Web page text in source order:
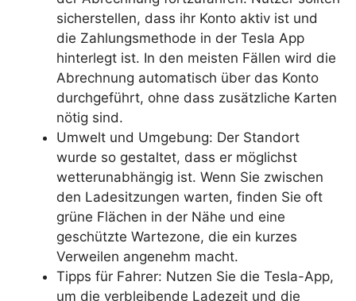
sicherstellen, dass ihr Konto aktiv ist und
die Zahlungsmethode in der Tesla App
hinterlegt ist. In den meisten Fällen wird die
Abrechnung automatisch über das Konto
durchgeführt, ohne dass zusätzliche Karten
nötig sind.
Umwelt und Umgebung: Der Standort
wurde so gestaltet, dass er möglichst
wetterunabhängig ist. Wenn Sie zwischen
den Ladesitzungen warten, finden Sie oft
grüne Flächen in der Nähe und eine
geschützte Wartezone, die ein kurzes
Verweilen angenehm macht.
Tipps für Fahrer: Nutzen Sie die Tesla-App,
um die verbleibende Ladezeit und die